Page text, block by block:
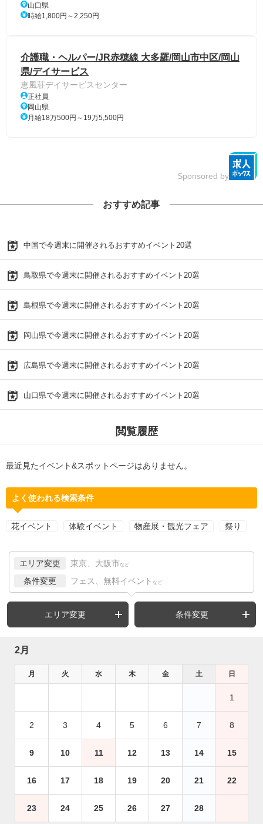
山口県
時給1,800円～2,250円
介護職・ヘルパー/JR赤穂線 大多羅/岡山市中区/岡山
県/デイサービス
恵風荘デイサービスセンター
正社員
岡山県
月給18万500円～19万5,500円
Sponsored by
おすすめ記事
中国で今週末に開催されるおすすめイベント20選
鳥取県で今週末に開催されるおすすめイベント20選
島根県で今週末に開催されるおすすめイベント20選
岡山県で今週末に開催されるおすすめイベント20選
広島県で今週末に開催されるおすすめイベント20選
山口県で今週末に開催されるおすすめイベント20選
閲覧履歴
最近見たイベント&スポットページはありません。
よく使われる検索条件
花イベント 体験イベント 物産展・観光フェア 祭り
エリア変更 東京、大阪市 など
条件変更 フェス、無料イベント など
エリア変更 条件変更
2月
月 火 水 木 金 土 日
1
2 3 4 5 6 7 8
9 10 11 12 13 14 15
16 17 18 19 20 21 22
23 24 25 26 27 28